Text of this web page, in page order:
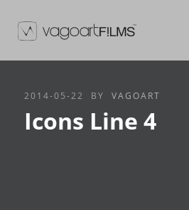
2014-05-22 BY VAGOART
Icons Line 4